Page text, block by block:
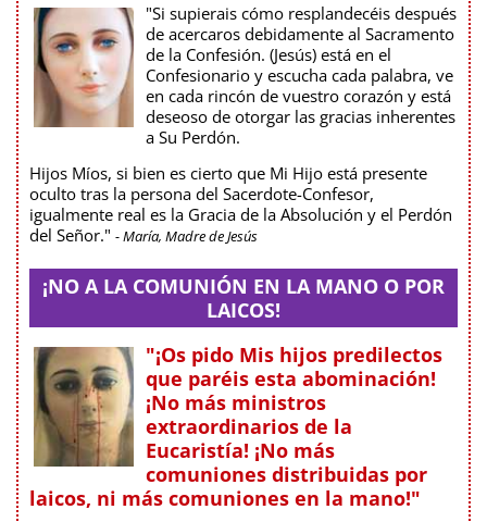
"Si supierais cómo resplandecéis después
de acercaros debidamente al Sacramento
de la Confesión. (Jesús) está en el
Confesionario y escucha cada palabra, ve
en cada rincón de vuestro corazón y está
deseoso de otorgar las gracias inherentes
a Su Perdón.
Hijos Míos, si bien es cierto que Mi Hijo está presente
oculto tras la persona del Sacerdote-Confesor,
igualmente real es la Gracia de la Absolución y el Perdón
del Señor." - María, Madre de Jesús
¡NO A LA COMUNIÓN EN LA MANO O POR
LAICOS!
"¡Os pido Mis hijos predilectos
que paréis esta abominación!
¡No más ministros
extraordinarios de la
Eucaristía! ¡No más
comuniones distribuidas por
laicos, ni más comuniones en la mano!"